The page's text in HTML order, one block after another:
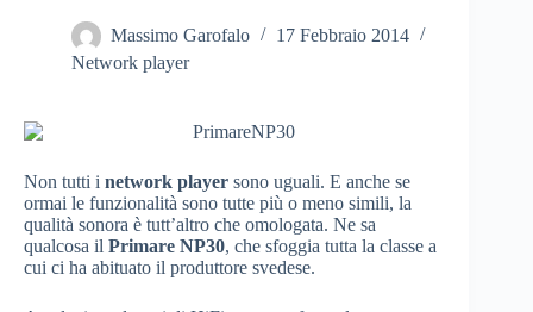
Massimo Garofalo
17 Febbraio 2014
Network player
Non tutti i network player sono uguali. E anche se
ormai le funzionalità sono tutte più o meno simili, la
qualità sonora è tutt’altro che omologata. Ne sa
qualcosa il Primare NP30, che sfoggia tutta la classe a
cui ci ha abituato il produttore svedese.